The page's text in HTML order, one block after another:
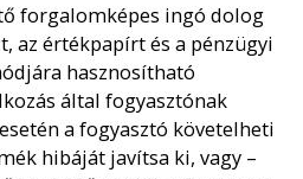
forgalomképes ingó dolog
az értékpapírt és a pénzügyi
hasznosítható
által fogyasztónak
a fogyasztó követelheti
hibáját javítsa ki, vagy –